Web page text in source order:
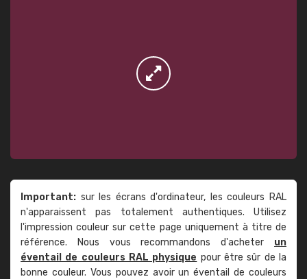
Important: sur les écrans d'ordinateur, les couleurs RAL
n'apparaissent pas totalement authentiques. Utilisez
l'impression couleur sur cette page uniquement à titre de
référence. Nous vous recommandons d'acheter un
éventail de couleurs RAL physique pour être sûr de la
bonne couleur. Vous pouvez avoir un éventail de couleurs